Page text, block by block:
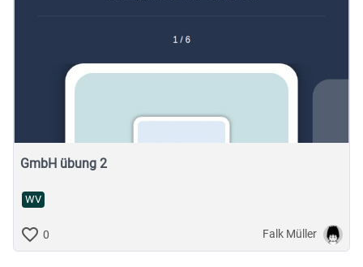
GmbH übung 2
WV
0 Falk Müller